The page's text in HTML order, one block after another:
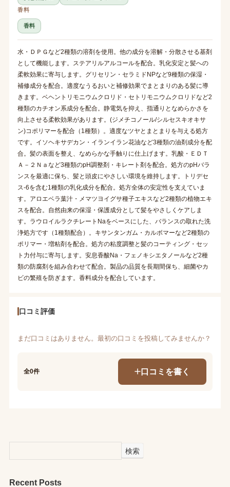
香料
香料
水・ＤＰＧなど2種類の溶剤を使用。他の成分を溶解・分散させる基剤
として機能します。ステアリルアルコールを配合。乳化安定と髪への
柔軟効果に寄与します。グリセリン・セラミドNPなど9種類の保湿・
補修成分を配合。適度なうるおいと補修効果でまとまりのある髪に導
きます。ベヘントリモニウムクロリド・セトリモニウムクロリドなど2
種類のカチオン系成分を配合。静電気を抑え、指通りとなめらかさを
向上させる柔軟効果があります。(ジメチコノール/シルセスキオキサ
ン)コポリマーを配合（1種類）。適度なツヤとまとまりを与える処方
です。イソヘキサデカン・イランイラン花油など3種類の油剤成分を配
合。髪の表面を整え、なめらかな手触りに仕上げます。乳酸・ＥＤＴ
Ａ－２Ｎａなど3種類のpH調整剤・キレート剤を配合。処方のpHバラ
ンスを最適に保ち、髪と頭皮にやさしい環境を維持します。トリデセ
ス-6を含む1種類の乳化成分を配合。処方全体の安定性を支えていま
す。アロエベラ葉汁・メマツヨイグサ種子エキスなど2種類の植物エキ
スを配合。自然由来の保湿・保護成分として髪をやさしくケアしま
す。ラウロイルラクチレートNaをベースにした、バランスの取れた洗
浄処方です（1種類配合）。キサンタンガム・カルボマーなど2種類の
ポリマー・増粘剤を配合。処方の粘度調整と髪のコーティング・セッ
ト力付与に寄与します。安息香酸Na・フェノキシエタノールなど2種
類の防腐剤を組み合わせて配合。製品の品質を長期間保ち、細菌やカ
ビの繁殖を防ぎます。香料成分を配合しています。
口コミ評価
まだ口コミはありません。最初の口コミを投稿してみませんか？
全0件 口コミを書く
検索
Recent Posts